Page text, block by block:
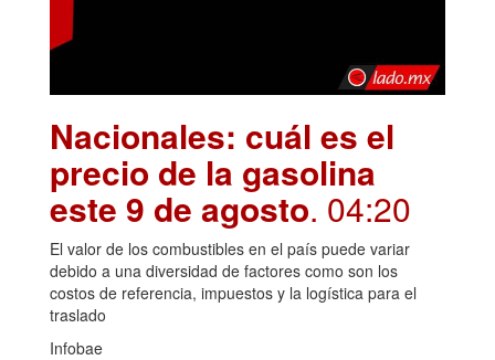
Nacionales: cuál es el
precio de la gasolina
este 9 de agosto. 04:20
El valor de los combustibles en el país puede variar
debido a una diversidad de factores como son los
costos de referencia, impuestos y la logística para el
traslado
Infobae